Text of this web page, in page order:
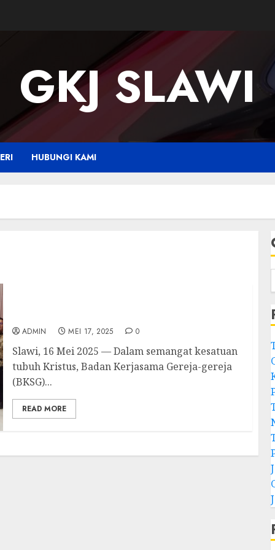
GKJ SLAWI
HUBUNGI KAMI
ADMIN MEI 17, 2025 0
Slawi, 16 Mei 2025 — Dalam semangat kesatuan
tubuh Kristus, Badan Kerjasama Gereja-gereja
(BKSG)...
READ MORE